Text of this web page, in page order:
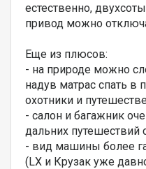
естественно,
привод можно
Еще из плюсов:
- на природе можно
надув матрас спать в
охотники и
- салон и багажник
дальних путешествий
- вид машины более
(LX и Крузак уже